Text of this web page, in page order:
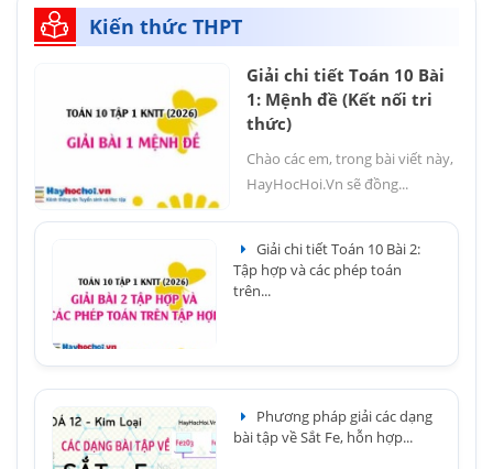
Kiến thức THPT
Giải chi tiết Toán 10 Bài
1: Mệnh đề (Kết nối tri
thức)
Chào các em, trong bài viết này,
HayHocHoi.Vn sẽ đồng...
Giải chi tiết Toán 10 Bài 2:
Tập hợp và các phép toán
trên...
Phương pháp giải các dạng
bài tập về Sắt Fe, hỗn hợp...